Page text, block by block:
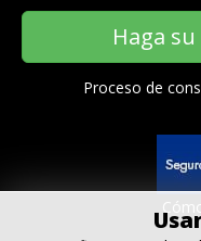
Haga
Proceso de